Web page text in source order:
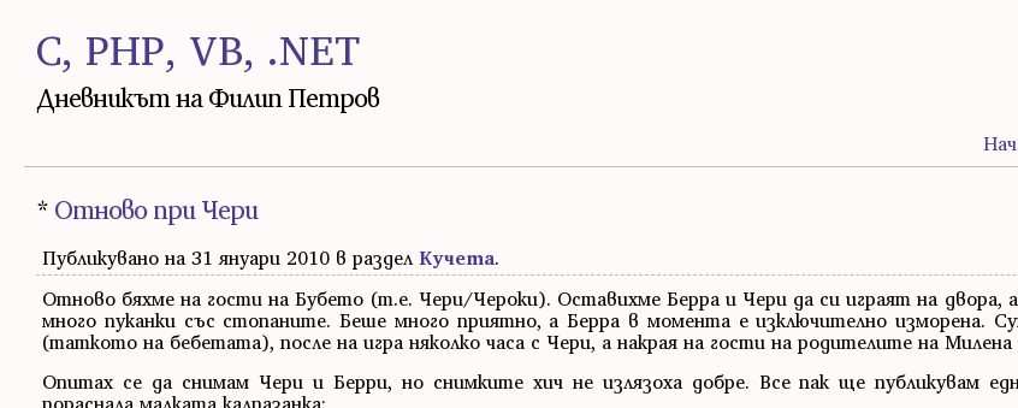
C, PHP, VB, .NET
Дневникът на Филип Петров
* Отново при Чери
Публикувано на 31 януари 2010 в раздел Кучета.
Отново бяхме на гости на Бубето (т.е. Чери/Чероки). Оставихме Берра и Чери да си играят на двора, а
много пуканки със стопаните. Беше много приятно, а Берра в момента е изключително изморена.
(таткото на бебетата), после на игра няколко часа с Чери, а накрая на гости на родителите на Милена
Опитах се да снимам Чери и Берри, но снимките хич не излязоха добре. Все пак ще публикувам